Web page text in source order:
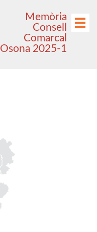
Menú
Memòria
Consell
Comarcal
Osona 2025-1